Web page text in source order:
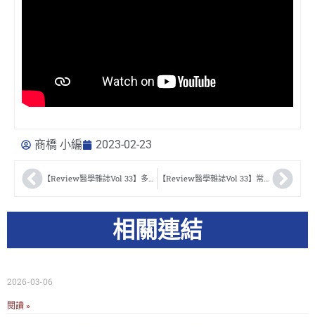
商橋 小編 2023-02-23
【Review醫學雜誌Vol 33】多元互相搭配近視管理 陳宜信醫師 【Review醫學雜誌Vol 33】常壓型青光眼知多少 陳瑛瑛醫師
相關連結
2026-03-06
閱讀 »